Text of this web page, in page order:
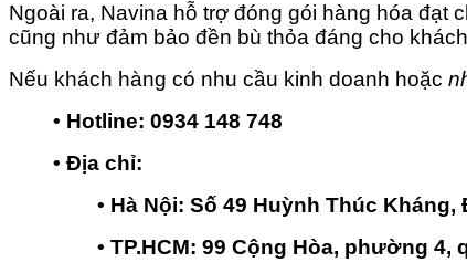
Ngoài ra, Navina hỗ trợ đóng gói hàng hóa đạt
cũng như đảm bảo đền bù thỏa đáng cho
Nếu khách hàng có nhu cầu kinh doanh hoặc
• Hotline: 0934 148 748
• Địa chỉ:
• Hà Nội: Số 49 Huỳnh Thúc Kháng,
• TP.HCM: 99 Cộng Hòa, phường 4,